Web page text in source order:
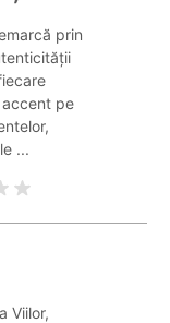
prin
pe
...
Viilor,